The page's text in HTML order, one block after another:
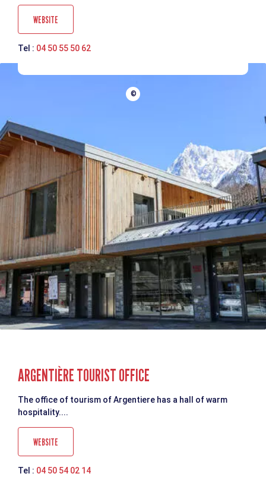
WEBSITE
Tel : 04 50 55 50 62
©
ARGENTIÈRE TOURIST OFFICE
The office of tourism of Argentiere has a hall of warm
hospitality....
WEBSITE
Tel : 04 50 54 02 14